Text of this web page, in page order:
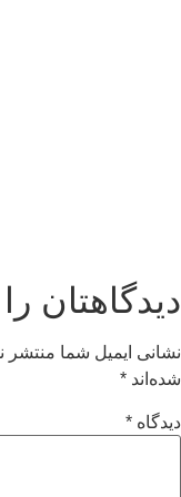
دیدگاهتان
نشانی ایمیل شما منتشر
شده‌اند *
دیدگاه *